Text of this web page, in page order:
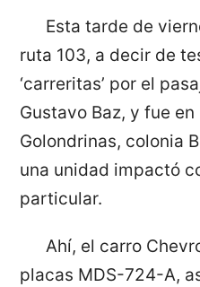
Esta tarde de
ruta 103, a decir de
‘carreritas’ por el
Gustavo Baz, y fue
Golondrinas, colonia
una unidad impactó
particular.
Ahí, el carro
placas MDS-724-A,